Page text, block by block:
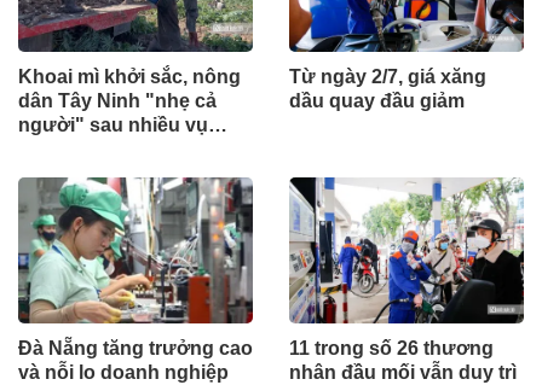
Khoai mì khởi sắc, nông
dân Tây Ninh "nhẹ cả
người" sau nhiều vụ
Từ ngày 2/7, giá xăng
dầu quay đầu giảm
Đà Nẵng tăng trưởng cao
và nỗi lo doanh nghiệp
11 trong số 26 thương
nhân đầu mối vẫn duy trì